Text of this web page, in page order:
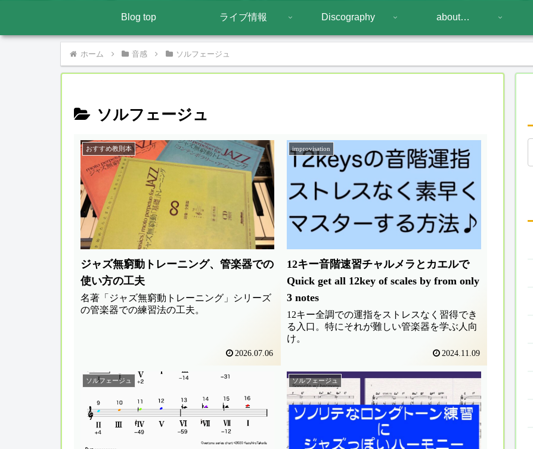
Blog top ライブ情報 Discography about…
ホーム 音感 ソルフェージュ
ソルフェージュ
おすすめ教則本
ジャズ無窮動トレーニング、管楽器での
使い方の工夫
名著「ジャズ無窮動トレーニング」シリーズ
の管楽器での練習法の工夫。
2026.07.06
improvisation
12キー音階速習チャルメラとカエルで
Quick get all 12key of scales by from only
3 notes
12キー全調での運指をストレスなく習得でき
る入口。特にそれが難しい管楽器を学ぶ人向
け。
2024.11.09
ソルフェージュ ソルフェージュ